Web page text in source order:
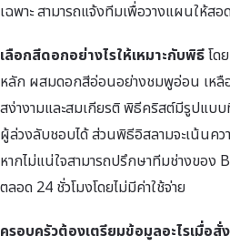
เฉพาะ สามารถแจ้งทีมเพื่อวางแผนให้ส
เลือกสีดอกอย่างไรให้เหมาะกับพิธีโด
หลัก ผสมดอกสีอ่อนอย่างชมพูอ่อน เหลื
สง่างามและสมเกียรติ พิธีคริสต์มีรูปแบ
ผู้ล่วงลับชอบได้ ส่วนพิธีอิสลามจะเน้นคว
หากไม่แน่ใจสามารถปรึกษาทีมช่างของ
ตลอด 24 ชั่วโมงโดยไม่มีค่าใช้จ่าย
ครอบครัวต้องเตรียมข้อมูลอะไรเมื่อสั่ง